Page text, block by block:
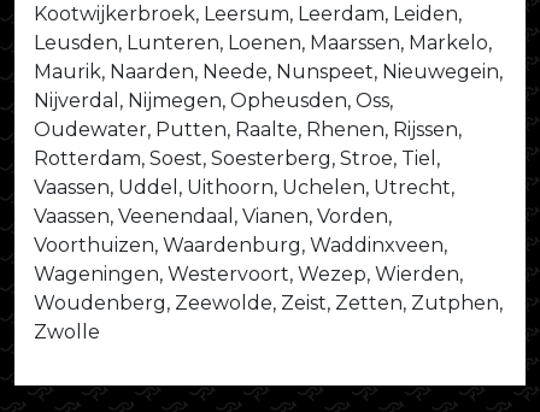
Kootwijkerbroek, Leersum, Leerdam, Leiden,
Leusden, Lunteren, Loenen, Maarssen, Markelo,
Maurik, Naarden, Neede, Nunspeet, Nieuwegein,
Nijverdal, Nijmegen, Opheusden, Oss,
Oudewater, Putten, Raalte, Rhenen, Rijssen,
Rotterdam, Soest, Soesterberg, Stroe, Tiel,
Vaassen, Uddel, Uithoorn, Uchelen, Utrecht,
Vaassen, Veenendaal, Vianen, Vorden,
Voorthuizen, Waardenburg, Waddinxveen,
Wageningen, Westervoort, Wezep, Wierden,
Woudenberg, Zeewolde, Zeist, Zetten, Zutphen,
Zwolle